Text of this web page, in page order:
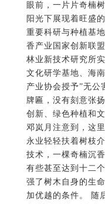
眼前，一片片奇楠
阳光下展现着旺盛
重要科研与种植基
香产业国家创新联
林业新技术研究所
文化研学基地、海
产业协会授予”无公
牌匾，没有刻意张
创新、绿色种植和
邓岚月注意到，这
永业轻轻扶着树枝
技术，一棵奇楠沉
有些甚至达到十二
强了树木自身的生
加优越的条件。 随